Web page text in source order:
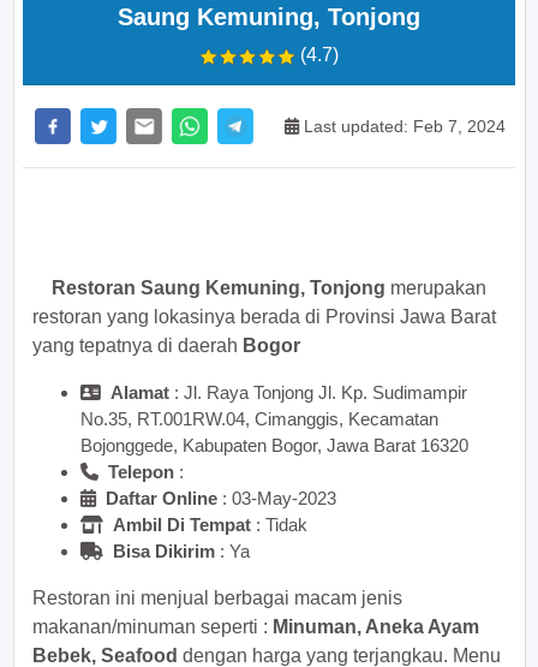
Saung Kemuning, Tonjong
(4.7)
Last updated: Feb 7, 2024
Restoran Saung Kemuning, Tonjong merupakan
restoran yang lokasinya berada di Provinsi Jawa Barat
yang tepatnya di daerah Bogor
Alamat : Jl. Raya Tonjong Jl. Kp. Sudimampir
No.35, RT.001RW.04, Cimanggis, Kecamatan
Bojonggede, Kabupaten Bogor, Jawa Barat 16320
Telepon :
Daftar Online : 03-May-2023
Ambil Di Tempat : Tidak
Bisa Dikirim : Ya
Restoran ini menjual berbagai macam jenis
makanan/minuman seperti : Minuman, Aneka Ayam
Bebek, Seafood dengan harga yang terjangkau. Menu